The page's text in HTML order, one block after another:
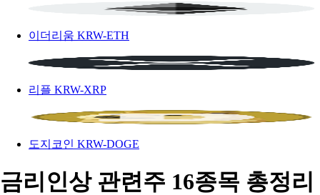
이더리움 KRW-ETH
리플 KRW-XRP
도지코인 KRW-DOGE
금리인상 관련주 16종목 총정리